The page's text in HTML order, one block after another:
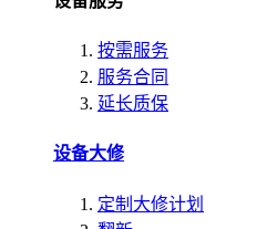
按需服务
服务合同
延长质保
设备大修
定制大修计划